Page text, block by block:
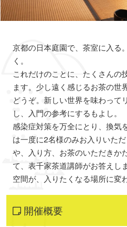
京都の日本庭園で、茶室に入る
く。
これだけのことに、たくさんの
ます。少し遠く感じるお茶の世
どうぞ。新しい世界を味わって
し、入門の参考にするもよし。
感染症対策を万全にとり、換気
は一度に2名様のみお入りいた
や、入り方、お茶のいただきか
て、表千家茶道講師がお答えし
空間が、入りたくなる場所に変
開催概要